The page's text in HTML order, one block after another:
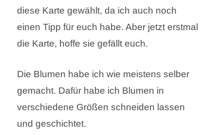
diese Karte gewählt, da ich auch noch
einen Tipp für euch habe. Aber jetzt erstmal
die Karte, hoffe sie gefällt euch.
Die Blumen habe ich wie meistens selber
gemacht. Dafür habe ich Blumen in
verschiedene Größen schneiden lassen
und geschichtet.